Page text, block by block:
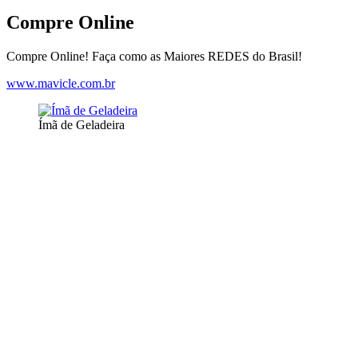
Compre Online
Compre Online! Faça como as Maiores REDES do Brasil!
www.mavicle.com.br
Ímã de Geladeira